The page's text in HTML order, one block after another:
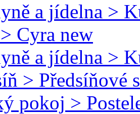
a jídelna >
Cyra new
a jídelna >
> Předsíňové
pokoj >